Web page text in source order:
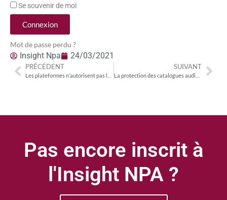
Se souvenir de moi
Connexion
Mot de passe perdu ?
Insight Npa 24/03/2021
PRÉCÉDENT SUIVANT
Pas encore inscrit à
l'Insight NPA ?